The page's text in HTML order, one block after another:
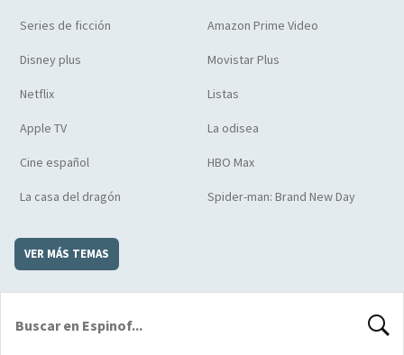
Series de ficción Amazon Prime Video
Disney plus Movistar Plus
Netflix Listas
Apple TV La odisea
Cine español HBO Max
La casa del dragón Spider-man: Brand New Day
VER MÁS TEMAS